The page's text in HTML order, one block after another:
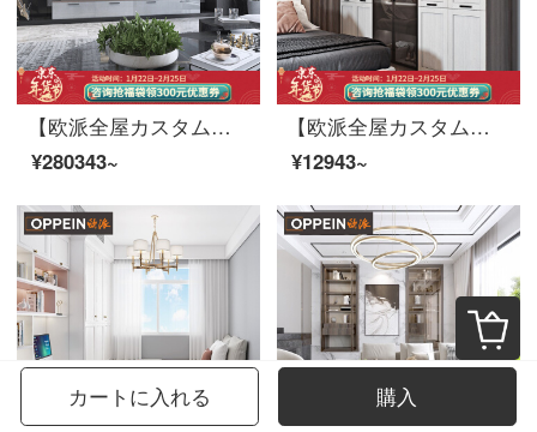
【欧派全屋カスタムモダンレストランバッグシリーズ】お客様のレストラン家具＋カスタマイズ棚類お茶とテレビの棚を意味するオーダーメイド12 m²お客様のレストランのバッグセット
¥280343~
【欧派全屋カスタム洛滨シリーズ】平開門の主寝台次クローゼットを注文して作られた多開門大箪笥非組立て式軽い贅沢風（投影面積で計算する）1699元/㎡
¥12943~
カートに入れる 購入